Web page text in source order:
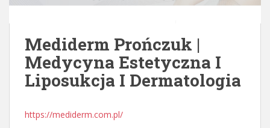
Mediderm Prończuk |
Medycyna Estetyczna I
Liposukcja I Dermatologia
https://mediderm.com.pl/